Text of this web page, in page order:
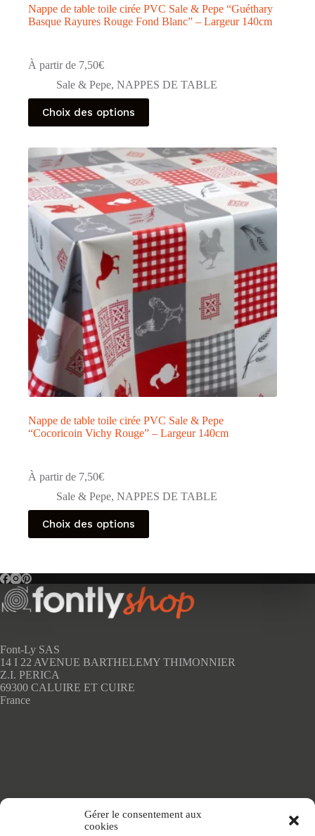
Gérer le consentement aux
cookies
Nappe de table toile cirée PVC Sale & Pepe “Guéthary
Basque Rayures Rouge Fond Blanc” – Largeur 140cm
À partir de 7,50€
Sale & Pepe, NAPPES DE TABLE
Choix des options
Ce
produit
a
variations.
Les
options
peuvent
être
choisies
sur
page
du
produit
Nappe de table toile cirée PVC Sale & Pepe
“Cocoricoin Vichy Rouge” – Largeur 140cm
À partir de 7,50€
Sale & Pepe, NAPPES DE TABLE
Choix des options
Ce
produit
a
Les
options
peuvent
être
la
page
du
produit
Font-Ly SAS
14 I 22 AVENUE BARTHELEMY THIMONNIER
Z.I. PERICA
69300 CALUIRE ET CUIRE
France
Adhésifs SANS PVC